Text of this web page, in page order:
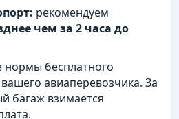
рекомендуем
чем за 2 часа до
нормы бесплатного
авиаперевозчика. За
багаж взимается